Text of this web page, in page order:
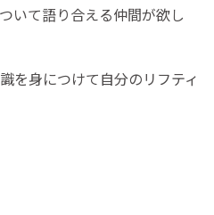
いて語り合える仲間が欲し
を身につけて自分のリフティ